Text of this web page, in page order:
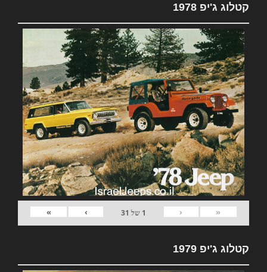
קטלוג ג'יפ 1978
«
‹
1 של 31
›
»
קטלוג ג'יפ 1979